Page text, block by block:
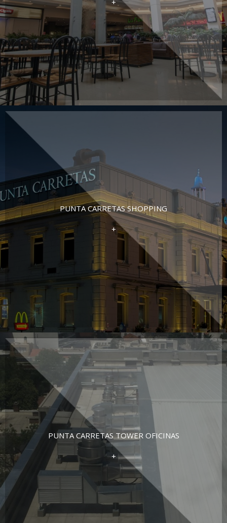
+
PUNTA CARRETAS SHOPPING
+
PUNTA CARRETAS TOWER OFICINAS
+